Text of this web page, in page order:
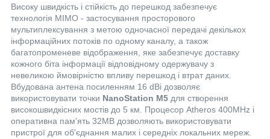
Високу швидкість і стійкість до перешкод забезпечує
технологія MIMO - застосування просторового
мультиплексування з метою одночасної передачі декількох
інформаційних потоків по одному каналу, а також
багатопроменеве відображення, яке забезпечує доставку
кожного біта інформації відповідному одержувачу з
невеликою ймовірністю впливу перешкод і втрат даних.
Вбудована антена посиленням 16 dBi дозволяє
використовувати точки NanoStation M5 для створення
високошвидкісних мостів до 5 км. Процесор Atheros 400MHz і
оперативна пам'ять 32MB дозволяють використовувати
пристрої для об'єднання малих і середніх локальних мереж.